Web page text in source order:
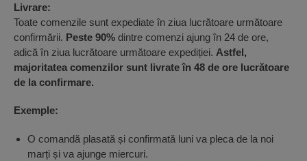
Livrare:
Toate comenzile sunt expediate în ziua lucrătoare următoare
confirmării. Peste 90% dintre comenzi ajung în 24 de ore,
adică în ziua lucrătoare următoare expediției. Astfel,
majoritatea comenzilor sunt livrate în 48 de ore lucrătoare
de la confirmare.
Exemple:
O comandă plasată și confirmată luni va pleca de la noi
marți și va ajunge miercuri.